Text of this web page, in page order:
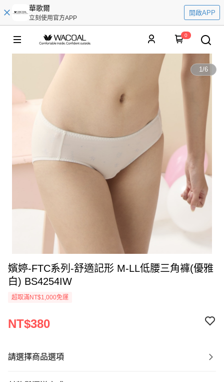
華歌爾
立刻使用官方APP
開啟APP
0
1/6
嬪婷-FTC系列-舒適記形 M-LL低腰三角褲(優雅
白) BS4254IW
超取滿NT$1,000免運
NT$380
請選擇商品選項